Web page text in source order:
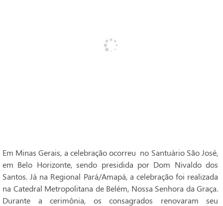
Em Minas Gerais, a celebração ocorreu no Santuário São José,
em Belo Horizonte, sendo presidida por Dom Nivaldo dos
Santos. Já na Regional Pará/Amapá, a celebração foi realizada
na Catedral Metropolitana de Belém, Nossa Senhora da Graça.
Durante a cerimônia, os consagrados renovaram seu